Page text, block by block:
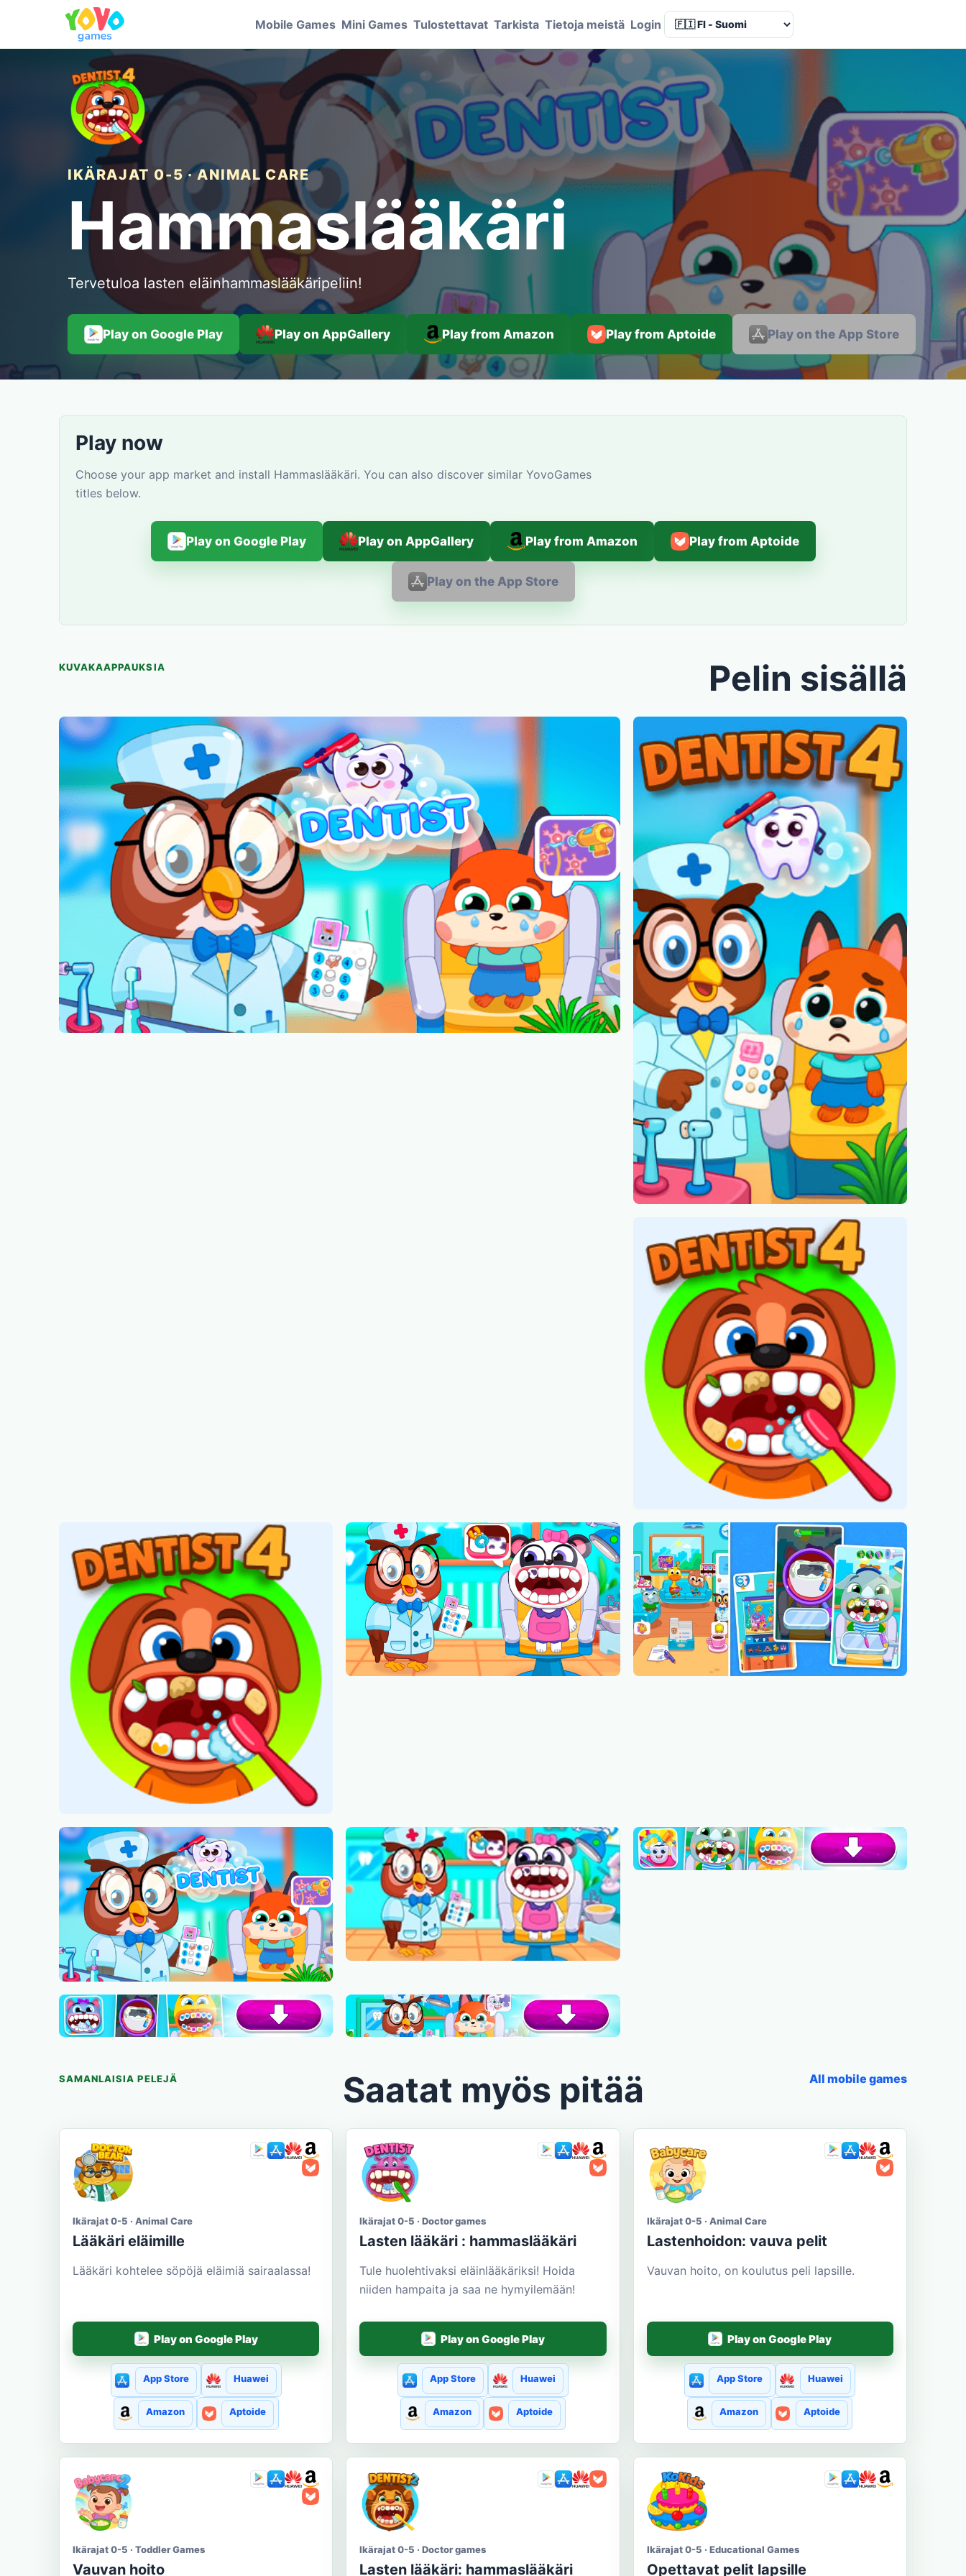
Mobile Games Mini Games Tulostettavat Tarkista Tietoja meistä Login Language
IKÄRAJAT 0-5 · ANIMAL CARE
Hammaslääkäri
Tervetuloa lasten eläinhammaslääkäripeliin!
Play on Google Play Play on AppGallery Play from Amazon Play from Aptoide Play on the App Store
Play now
Choose your app market and install Hammaslääkäri. You can also discover similar YovoGames
titles below.
Play on Google Play Play on AppGallery Play from Amazon Play from Aptoide
Play on the App Store
KUVAKAAPPAUKSIA Pelin sisällä
SAMANLAISIA PELEJÄ Saatat myös pitää All mobile games
Ikärajat 0-5 · Animal Care
Lääkäri eläimille
Lääkäri kohtelee söpöjä eläimiä sairaalassa!
Play on Google Play
App Store Huawei
Amazon Aptoide
Ikärajat 0-5 · Doctor games
Lasten lääkäri : hammaslääkäri
Tule huolehtivaksi eläinlääkäriksi! Hoida
niiden hampaita ja saa ne hymyilemään!
Play on Google Play
App Store Huawei
Amazon Aptoide
Ikärajat 0-5 · Animal Care
Lastenhoidon: vauva pelit
Vauvan hoito, on koulutus peli lapsille.
Play on Google Play
App Store Huawei
Amazon Aptoide
Ikärajat 0-5 · Toddler Games
Vauvan hoito
Ikärajat 0-5 · Doctor games
Lasten lääkäri: hammaslääkäri
Ikärajat 0-5 · Educational Games
Opettavat pelit lapsille